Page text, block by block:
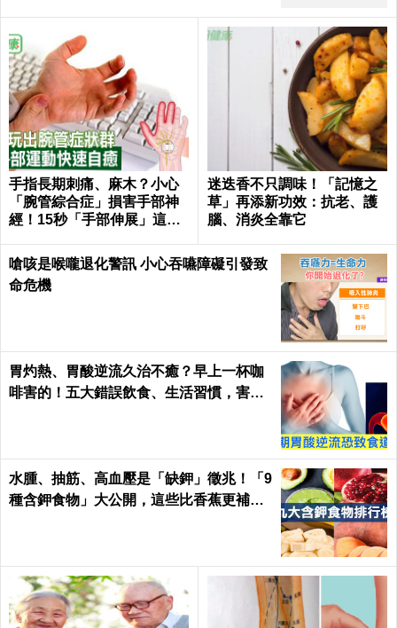
手指長期刺痛、麻木？小心
「腕管綜合症」損害手部神
經！15秒「手部伸展」這樣
迷迭香不只調味！「記憶之
草」再添新功效：抗老、護
腦、消炎全靠它
嗆咳是喉嚨退化警訊 小心吞嚥障礙引發致
命危機
胃灼熱、胃酸逆流久治不癒？早上一杯咖
啡害的！五大錯誤飲食、生活習慣，害你
水腫、抽筋、高血壓是「缺鉀」徵兆！「9
種含鉀食物」大公開，這些比香蕉更補鉀